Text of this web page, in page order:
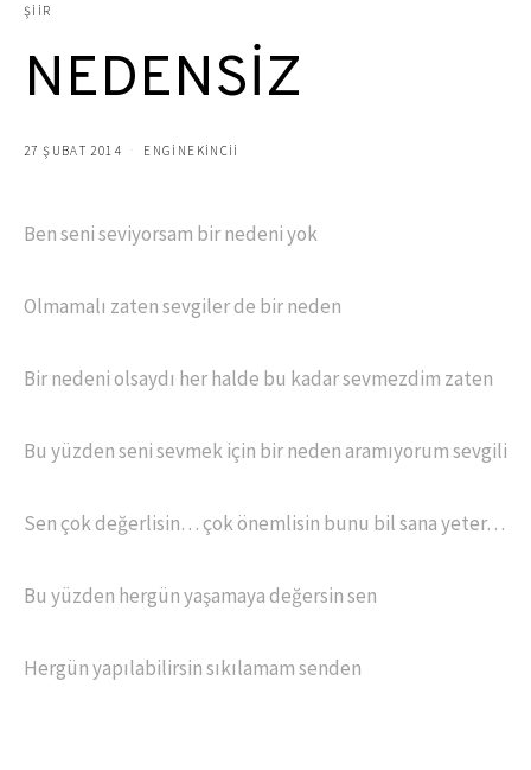
ŞIIR
NEDENSİZ
27 ŞUBAT 2014 ENGINEKINCII
Ben seni seviyorsam bir nedeni yok
Olmamalı zaten sevgiler de bir neden
Bir nedeni olsaydı her halde bu kadar sevmezdim zaten
Bu yüzden seni sevmek için bir neden aramıyorum sevgili
Sen çok değerlisin… çok önemlisin bunu bil sana yeter…
Bu yüzden hergün yaşamaya değersin sen
Hergün yapılabilirsin sıkılamam senden